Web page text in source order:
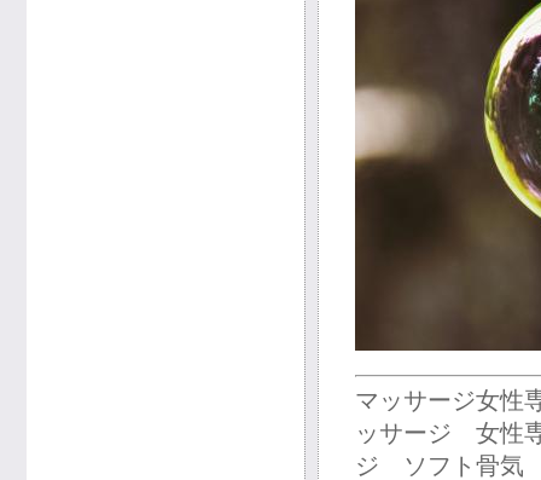
マッサージ女
ッサージ 女性
ジ ソフト骨気